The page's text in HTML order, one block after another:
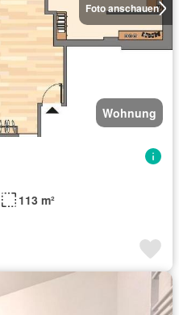
Foto anschauen
Wohnung
113 m²